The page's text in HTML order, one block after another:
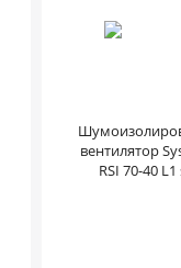
вентилятор
RSI 70-40